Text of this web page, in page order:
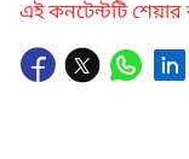
এই কনটেন্টটি